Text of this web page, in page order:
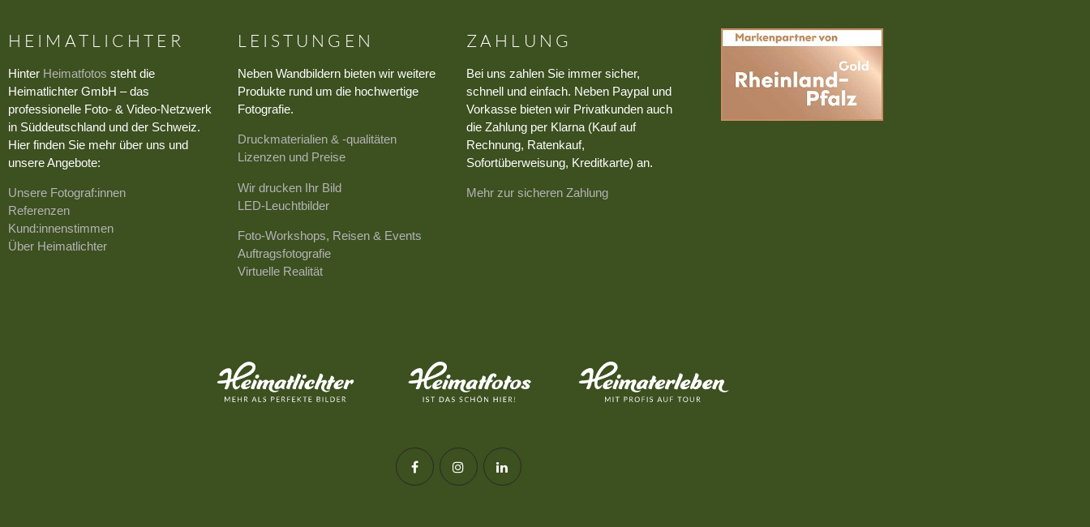
HEIMATLICHTER
Hinter Heimatfotos steht die
Heimatlichter GmbH – das
professionelle Foto- & Video-Netzwerk
in Süddeutschland und der Schweiz.
Hier finden Sie mehr über uns und
unsere Angebote:
Unsere Fotograf:innen
Referenzen
Kund:innenstimmen
Über Heimatlichter
LEISTUNGEN
Neben Wandbildern bieten wir weitere
Produkte rund um die hochwertige
Fotografie.
Druckmaterialien & -qualitäten
Lizenzen und Preise
Wir drucken Ihr Bild
LED-Leuchtbilder
Foto-Workshops, Reisen & Events
Auftragsfotografie
Virtuelle Realität
ZAHLUNG
Bei uns zahlen Sie immer sicher,
schnell und einfach. Neben Paypal und
Vorkasse bieten wir Privatkunden auch
die Zahlung per Klarna (Kauf auf
Rechnung, Ratenkauf,
Sofortüberweisung, Kreditkarte) an.
Mehr zur sicheren Zahlung